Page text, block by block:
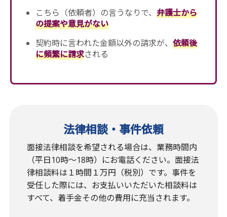
こちら（依頼者）の言うなりで、 弁護士から
の提案や意見がない
契約時に言われた金額以外の請求が、 依頼後
に頻繁に請求される
法律相談・事件依頼
面接法律相談を希望される場合は、業務時間内
（平日10時〜18時）にお電話ください。面接法
律相談料は１時間１万円（税別）です。事件を
受任した際には、お支払いいただいた相談料は
すべて、着手金その他の費用に充当されます。